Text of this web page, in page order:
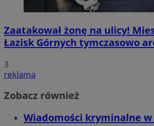
Zaatakował żonę na ulicy!
Łazisk Górnych tymczasowo
3
reklama
Zobacz również
Wiadomości kryminalne w